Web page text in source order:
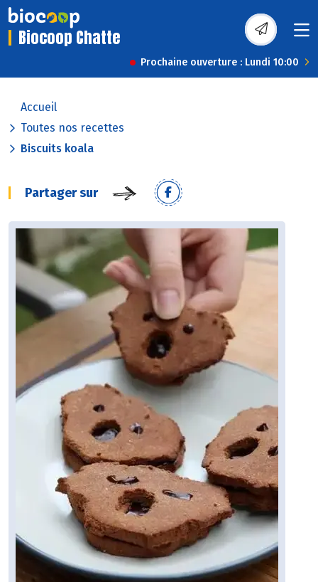
Biocoop Chatte
Prochaine ouverture : Lundi 10:00
Accueil
Toutes nos recettes
Biscuits koala
Partager sur